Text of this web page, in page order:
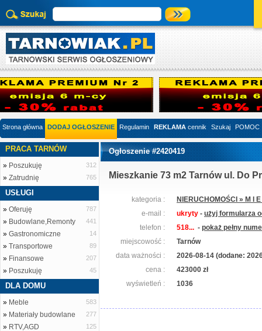
Strona główna DODAJ OGŁOSZENIE Regulamin REKLAMA cennik Szukaj POMOC
PRACA TARNÓW
» Poszukuję 312
» Zatrudnię 765
USŁUGI
» Oferuję 787
» Budowlane,Remonty 441
» Gastronomiczne 14
» Transportowe 89
» Finansowe 207
» Poszukuję 45
DLA DOMU
» Meble 583
» Materiały budowlane 277
» RTV,AGD 125
Ogłoszenie #2420419
Mieszkanie 73 m2 Tarnów ul. Do
kategoria :
NIERUCHOMOŚCI » M I
e-mail :
ukryty - użyj formularza
telefon :
518... - pokaż pełny
miejscowość :
Tarnów
data ważności :
2026-08-14 (dodane:
cena :
423000 zł
wyświetleń :
1036